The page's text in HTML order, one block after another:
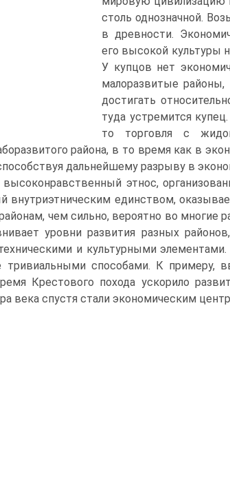
столь однозначной.
в древности.
его высокой культуры
У купцов нет
малоразвитые
достигать
туда устремится
то торговля с
района, в то время как в
дальнейшему разрыву в
этнос,
внутриэтническим единством,
чем сильно, вероятно во многие
уровни развития разных
и культурными
тривиальными способами. К примеру,
Крестового похода ускорило
века спустя стали экономическим